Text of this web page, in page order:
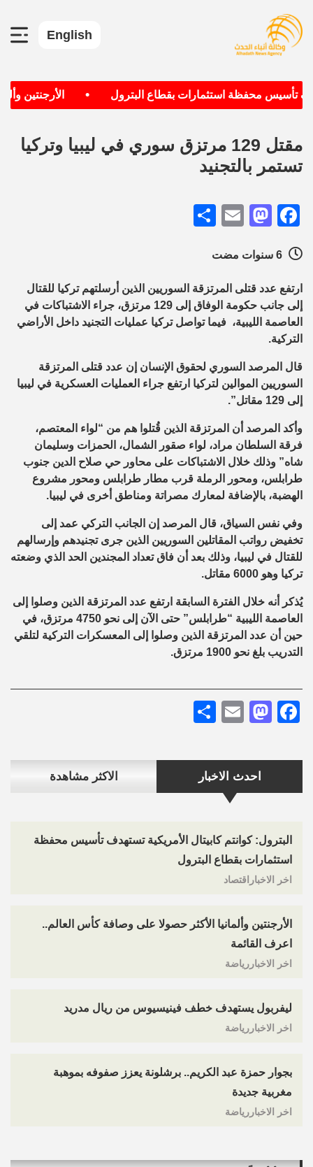
English
تأسيس محفظة استثمارات بقطاع البترول الأرجنتين
احدث الاخبار الاكثر مشاهدة
البترول: كوانتم كابيتال الأمريكية تستهدف تأسيس محفظة
استثمارات بقطاع البترول
اخر الاخباراقتصاد
الأرجنتين وألمانيا الأكثر حصولا على وصافة كأس العالم..
اعرف القائمة
اخر الاخباررياضة
ليفربول يستهدف خطف فينيسيوس من ريال مدريد
اخر الاخباررياضة
بجوار حمزة عبد الكريم.. برشلونة يعزز صفوفه بموهبة
مغربية جديدة
اخر الاخباررياضة
مقتل 129 مرتزق سوري في ليبيا وتركيا
تستمر بالتجنيد
Facebook
Mastodon
Email
ارتفع عدد قتلى المرتزقة السوريين الذين أرسلتهم تركيا للقتال
إلى جانب حكومة الوفاق إلى 129 مرتزق، جراء الاشتباكات في
العاصمة الليبية، فيما تواصل تركيا عمليات التجنيد داخل الأراضي
التركية.
قال المرصد السوري لحقوق الإنسان إن عدد قتلى المرتزقة
السوريين الموالين لتركيا ارتفع جراء العمليات العسكرية في ليبيا
إلى 129 مقاتل”.
وأكد المرصد أن المرتزقة الذين قُتلوا هم من “لواء المعتصم،
فرقة السلطان مراد، لواء صقور الشمال، الحمزات وسليمان
شاه” وذلك خلال الاشتباكات على محاور حي صلاح الدين جنوب
طرابلس، ومحور الرملة قرب مطار طرابلس ومحور مشروع
الهضبة، بالإضافة لمعارك مصراتة ومناطق أخرى في ليبيا.
وفي نفس السياق، قال المرصد إن الجانب التركي عمد إلى
تخفيض رواتب المقاتلين السوريين الذين جرى تجنيدهم وإرسالهم
للقتال في ليبيا، وذلك بعد أن فاق تعداد المجندين الحد الذي وضعته
تركيا وهو 6000 مقاتل.
يُذكر أنه خلال الفترة السابقة ارتفع عدد المرتزقة الذين وصلوا إلى
العاصمة الليبية “طرابلس” حتى الآن إلى نحو 4750 مرتزق، في
حين أن عدد المرتزقة الذين وصلوا إلى المعسكرات التركية لتلقي
التدريب بلغ نحو 1900 مرتزق.
Facebook
Mastodon
Email